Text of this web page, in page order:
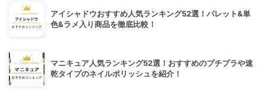
アイシャドウおすすめ人気ランキング52選！パレット&単
色&ラメ入り商品を徹底比較！
マニキュア人気ランキング52選！おすすめのプチプラや速
乾タイプのネイルポリッシュを紹介！